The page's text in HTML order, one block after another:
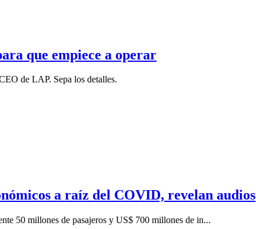
que empiece a operar
de LAP. Sepa los detalles.
a raíz del COVID, revelan audios
50 millones de pasajeros y US$ 700 millones de in...